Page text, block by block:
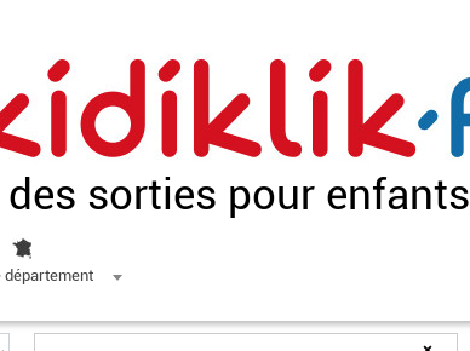
sorties pour enfants
département